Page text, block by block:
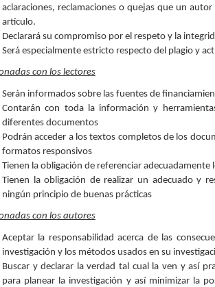
aclaraciones, reclamaciones o quejas que un
artículo.
Declarará su compromiso por el respeto y la
Será especialmente estricto respecto del plagio y
con los lectores
Serán informados sobre las fuentes de
Contarán con toda la información y
diferentes documentos
Podrán acceder a los textos completos de los
formatos responsivos
Tienen la obligación de referenciar
Tienen la obligación de realizar un adecuado y
ningún principio de buenas prácticas
con los autores
Aceptar la responsabilidad acerca de las
investigación y los métodos usados en su
Buscar y declarar la verdad tal cual la ven y así
para planear la investigación y así minimizar la